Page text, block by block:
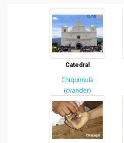
Catedral
Chiquimula
(cvander)